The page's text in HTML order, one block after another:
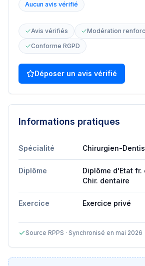
Aucun avis vérifié
Avis vérifiés
Modération
Conforme RGPD
Déposer un avis vérifié
Informations pratiques
Spécialité Chirurgien-
Diplôme
Diplôme d'Etat fr.
Chir. dentaire
Exercice Exercice privé
Source RPPS · Synchronisé en mai 2026